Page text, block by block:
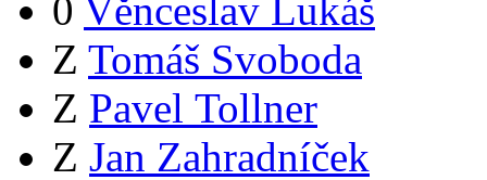
0 Věnceslav Lukáš
Z Tomáš Svoboda
Z Pavel Tollner
Z Jan Zahradníček